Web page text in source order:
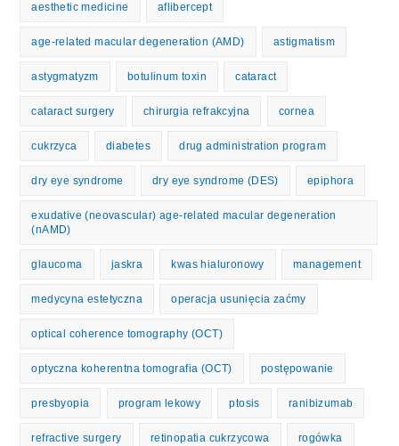
aesthetic medicine aflibercept
age-related macular degeneration (AMD) astigmatism
astygmatyzm botulinum toxin cataract
cataract surgery chirurgia refrakcyjna cornea
cukrzyca diabetes drug administration program
dry eye syndrome dry eye syndrome (DES) epiphora
exudative (neovascular) age-related macular degeneration
(nAMD)
glaucoma jaskra kwas hialuronowy management
medycyna estetyczna operacja usunięcia zaćmy
optical coherence tomography (OCT)
optyczna koherentna tomografia (OCT) postępowanie
presbyopia program lekowy ptosis ranibizumab
refractive surgery retinopatia cukrzycowa rogówka